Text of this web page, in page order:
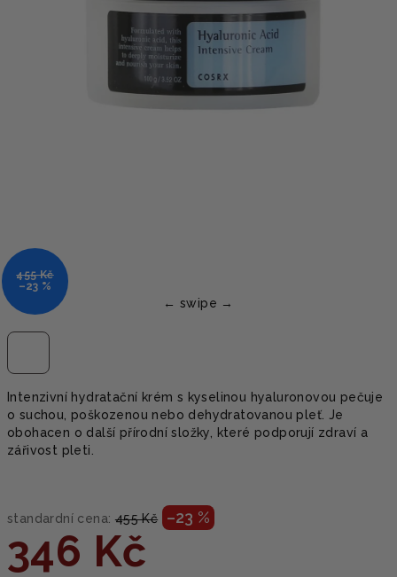
Intenzivní hydratační krém s kyselinou hyaluronovou pečuje
o suchou, poškozenou nebo dehydratovanou pleť. Je
obohacen o další přírodní složky, které podporují zdraví a
zářivost pleti.
standardní cena: 455 Kč –23 %
346 Kč
455 Kč
–23 %